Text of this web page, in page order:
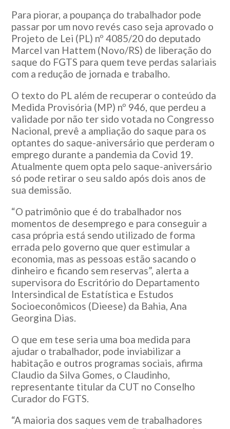
Para piorar, a poupança do trabalhador pode
passar por um novo revés caso seja aprovado o
Projeto de Lei (PL) nº 4085/20 do deputado
Marcel van Hattem (Novo/RS) de liberação do
saque do FGTS para quem teve perdas salariais
com a redução de jornada e trabalho.
O texto do PL além de recuperar o conteúdo da
Medida Provisória (MP) nº 946, que perdeu a
validade por não ter sido votada no Congresso
Nacional, prevê a ampliação do saque para os
optantes do saque-aniversário que perderam o
emprego durante a pandemia da Covid 19.
Atualmente quem opta pelo saque-aniversário
só pode retirar o seu saldo após dois anos de
sua demissão.
“O patrimônio que é do trabalhador nos
momentos de desemprego e para conseguir a
casa própria está sendo utilizado de forma
errada pelo governo que quer estimular a
economia, mas as pessoas estão sacando o
dinheiro e ficando sem reservas”, alerta a
supervisora do Escritório do Departamento
Intersindical de Estatística e Estudos
Socioeconômicos (Dieese) da Bahia, Ana
Georgina Dias.
O que em tese seria uma boa medida para
ajudar o trabalhador, pode inviabilizar a
habitação e outros programas sociais, afirma
Claudio da Silva Gomes, o Claudinho,
representante titular da CUT no Conselho
Curador do FGTS.
“A maioria dos saques vem de trabalhadores